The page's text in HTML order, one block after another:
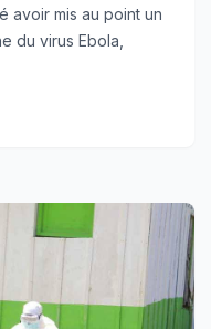
avoir mis au point un
du virus Ebola,